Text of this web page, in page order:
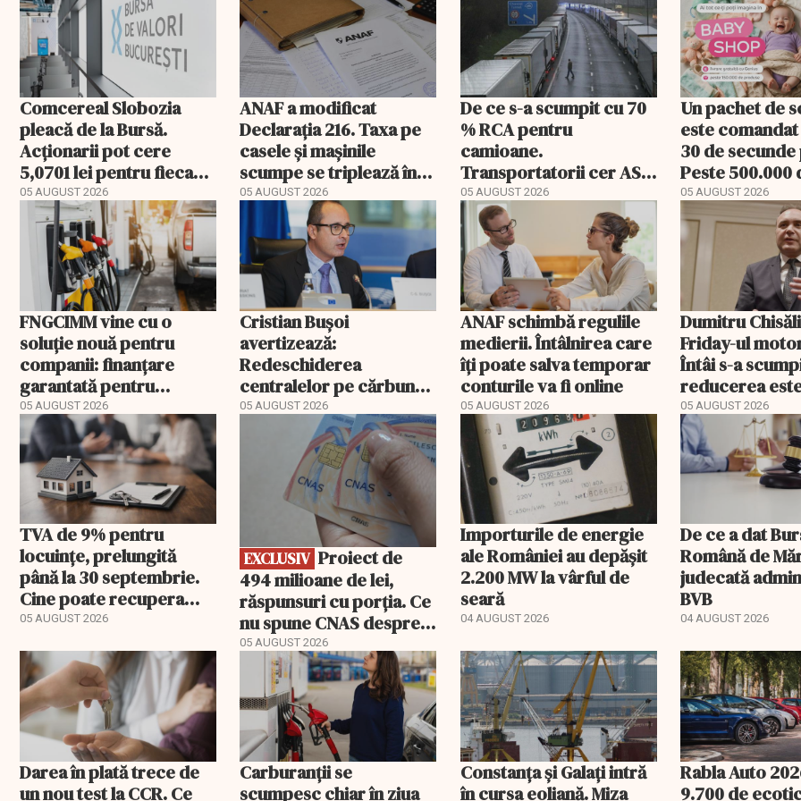
Comcereal Slobozia
pleacă de la Bursă.
Acționarii pot cere
5,0701 lei pentru fiecare
acțiune
05 AUGUST 2026
ANAF a modificat
Declarația 216. Taxa pe
casele și mașinile
scumpe se triplează în
2026
05 AUGUST 2026
De ce s-a scumpit cu 70
% RCA pentru
camioane.
Transportatorii cer ASF
să publice tarifele
05 AUGUST 2026
Un pachet de
este
30 de secunde
Peste 500.000
comenzi
bebeluși au
livrare a doua
05 AUGUST 2026
FNGCIMM vine cu o
soluție nouă pentru
companii: finanțare
garantată pentru
carburant și transport
05 AUGUST 2026
Cristian Bușoi
avertizează:
Redeschiderea
centralelor pe cărbune
poate costa România
peste un miliard de euro
05 AUGUST 2026
ANAF schimbă regulile
medierii. Întâlnirea care
îți poate salva temporar
conturile va fi online
05 AUGUST 2026
Dumitru
Friday-ul
Întâi s-a
reducerea
drept ajutor
05 AUGUST 2026
TVA de 9% pentru
locuințe, prelungită
până la 30 septembrie.
Cine poate recupera
diferența de taxă
05 AUGUST 2026
EXCLUSIV
EXCLUSIV Proiect de
494 milioane de lei,
răspunsuri cu porția. Ce
nu spune CNAS despre
noul PIAS
05 AUGUST 2026
Importurile de energie
ale României au depășit
2.200 MW la vârful de
seară
04 AUGUST 2026
De ce a dat
Română de
judecată
BVB
04 AUGUST 2026
Darea în plată trece de
un nou test la CCR. Ce
Carburanții se
scumpesc chiar în ziua
Constanța și Galați intră
în cursa eoliană. Miza
Rabla Auto
9.700 de